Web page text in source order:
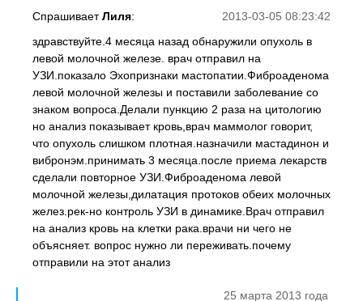
2013-03-05 08:23:42
СпрашиваетЛиля:
здравствуйте.4 месяца назад обнаружили опухоль в
левой молочной железе. врач отправил на
УЗИ.показало Эхопризнаки мастопатии.Фиброаденома
левой молочной железы и поставили заболевание со
знаком вопроса.Делали пункцию 2 раза на цитологию
но анализ показывает кровь,врач маммолог говорит,
что опухоль слишком плотная.назначили мастадинон и
вибронэм.принимать 3 месяца.после приема лекарств
сделали повторное УЗИ.Фиброаденома левой
молочной железы,дилатация протоков обеих молочных
желез.рек-но контроль УЗИ в динамике.Врач отправил
на анализ кровь на клетки рака.врачи ни чего не
объясняет. вопрос нужно ли переживать.почему
отправили на этот анализ
25 марта 2013 года